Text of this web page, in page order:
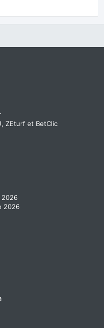
ZEturf et BetClic
2026
2026